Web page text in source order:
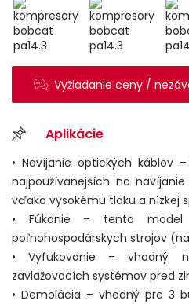
Vyžiadanie ceny /
Aplikácie
• Navíjanie optických káblov
najpoužívanejších na
vďaka vysokému tlaku a nízkej
• Fúkanie – tento
poľnohospodárskych strojov
• Vyfukovanie – vhodný
zavlažovacích systémov pred
• Demolácia – vhodný pre 3